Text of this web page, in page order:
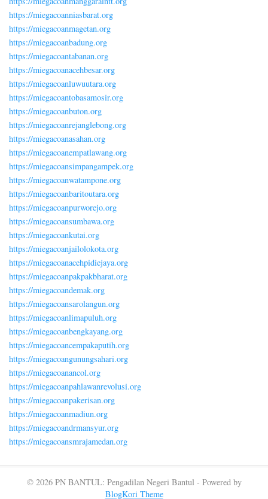
https://miegacoanniasbarat.org
https://miegacoanmagetan.org
https://miegacoanbadung.org
https://miegacoantabanan.org
https://miegacoanacehbesar.org
https://miegacoanluwuutara.org
https://miegacoantobasamosir.org
https://miegacoanbuton.org
https://miegacoanrejanglebong.org
https://miegacoanasahan.org
https://miegacoanempatlawang.org
https://miegacoansimpangampek.org
https://miegacoanwatampone.org
https://miegacoanbaritoutara.org
https://miegacoanpurworejo.org
https://miegacoansumbawa.org
https://miegacoankutai.org
https://miegacoanjailolokota.org
https://miegacoanacehpidiejaya.org
https://miegacoanpakpakbharat.org
https://miegacoandemak.org
https://miegacoansarolangun.org
https://miegacoanlimapuluh.org
https://miegacoanbengkayang.org
https://miegacoancempakaputih.org
https://miegacoangunungsahari.org
https://miegacoanancol.org
https://miegacoanpahlawanrevolusi.org
https://miegacoanpakerisan.org
https://miegacoanmadiun.org
https://miegacoandrmansyur.org
https://miegacoansmrajamedan.org
© 2026 PN BANTUL: Pengadilan Negeri Bantul - Powered by
BlogKori Theme